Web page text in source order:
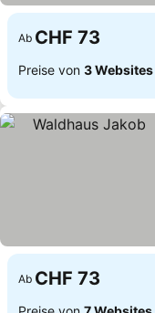
Ab CHF 73
Preise von 3 Websites
Ab CHF 73